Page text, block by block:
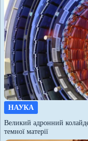
НАУКА
Великий адронний
темної матерії